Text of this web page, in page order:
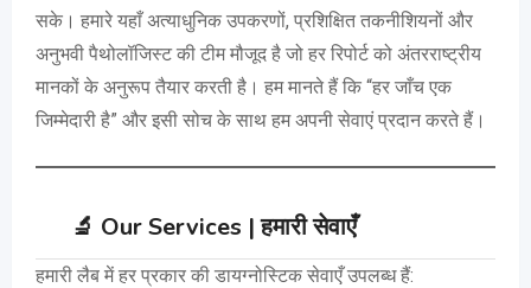
सके। हमारे यहाँ अत्याधुनिक उपकरणों, प्रशिक्षित तकनीशियनों और
अनुभवी पैथोलॉजिस्ट की टीम मौजूद है जो हर रिपोर्ट को अंतरराष्ट्रीय
मानकों के अनुरूप तैयार करती है। हम मानते हैं कि “हर जाँच एक
जिम्मेदारी है” और इसी सोच के साथ हम अपनी सेवाएं प्रदान करते हैं।
🔬 Our Services | हमारी सेवाएँ
हमारी लैब में हर प्रकार की डायग्नोस्टिक सेवाएँ उपलब्ध हैं: